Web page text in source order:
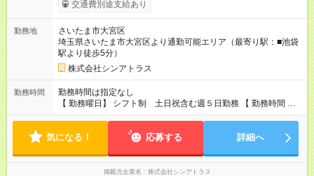
交通費別途支給あり
勤務地
さいたま市大宮区
埼玉県さいたま市大宮区より通勤可能エリア（最寄り駅：■池袋
駅より徒歩5分）
株式会社シンアトラス
勤務時間
勤務時間は指定なし
【 勤務曜日】 シフト制 土日祝含む週５日勤務 【 勤務時間 】
・ 9：00～20：00（実働8h／休憩１h） ※残業ほとんどありま
気になる！ 応募する 詳細へ
掲載元企業名 株式会社シンアトラス